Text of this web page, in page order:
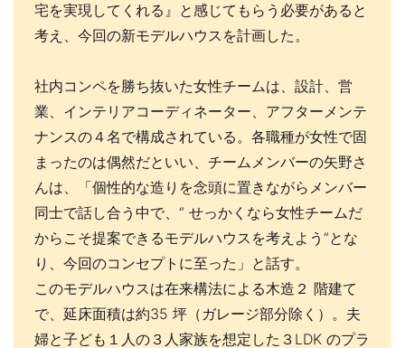
宅を実現してくれる』と感じてもらう必要があると
考え、今回の新モデルハウスを計画した。
社内コンペを勝ち抜いた女性チームは、設計、営
業、インテリアコーディネーター、アフターメンテ
ナンスの４名で構成されている。各職種が女性で固
まったのは偶然だといい、チームメンバーの矢野さ
んは、「個性的な造りを念頭に置きながらメンバー
同士で話し合う中で、“ せっかくなら女性チームだ
からこそ提案できるモデルハウスを考えよう”とな
り、今回のコンセプトに至った」と話す。
このモデルハウスは在来構法による木造２ 階建て
で、延床面積は約35 坪（ガレージ部分除く）。夫
婦と子ども１人の３人家族を想定した３LDK のプラ